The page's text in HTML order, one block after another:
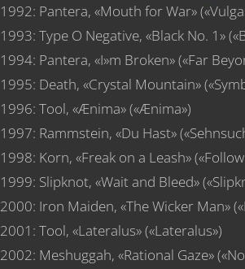
1992: Pantera, «Mouth for War»
1993: Type O Negative, «Black No. 1»
1994: Pantera, «I»m Broken» («Far
1995: Death, «Crystal Mountain»
1996: Tool, «Ænima» («Ænima»)
1997: Rammstein, «Du Hast»
1998: Korn, «Freak on a Leash»
1999: Slipknot, «Wait and Bleed»
2000: Iron Maiden, «The Wicker Man»
2001: Tool, «Lateralus» («Lateralus»)
2002: Meshuggah, «Rational Gaze»